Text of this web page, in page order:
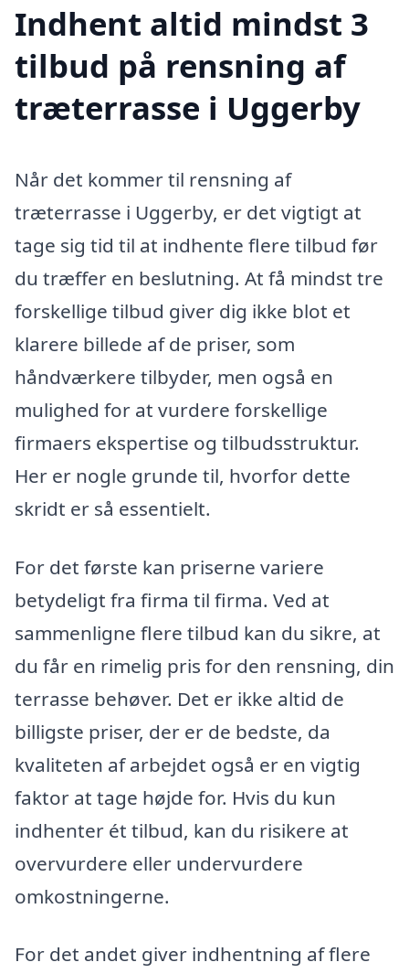
Indhent altid mindst 3
tilbud på rensning af
træterrasse i Uggerby
Når det kommer til rensning af
træterrasse i Uggerby, er det vigtigt at
tage sig tid til at indhente flere tilbud før
du træffer en beslutning. At få mindst tre
forskellige tilbud giver dig ikke blot et
klarere billede af de priser, som
håndværkere tilbyder, men også en
mulighed for at vurdere forskellige
firmaers ekspertise og tilbudsstruktur.
Her er nogle grunde til, hvorfor dette
skridt er så essentielt.
For det første kan priserne variere
betydeligt fra firma til firma. Ved at
sammenligne flere tilbud kan du sikre, at
du får en rimelig pris for den rensning, din
terrasse behøver. Det er ikke altid de
billigste priser, der er de bedste, da
kvaliteten af arbejdet også er en vigtig
faktor at tage højde for. Hvis du kun
indhenter ét tilbud, kan du risikere at
overvurdere eller undervurdere
omkostningerne.
For det andet giver indhentning af flere